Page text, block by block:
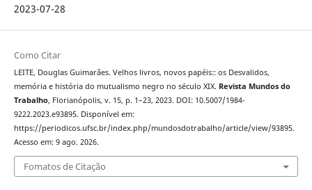
2023-07-28
Como Citar
LEITE, Douglas Guimarães. Velhos livros, novos papéis:: os Desvalidos,
memória e história do mutualismo negro no século XIX. Revista Mundos do
Trabalho, Florianópolis, v. 15, p. 1–23, 2023. DOI: 10.5007/1984-
9222.2023.e93895. Disponível em:
https://periodicos.ufsc.br/index.php/mundosdotrabalho/article/view/93895.
Acesso em: 9 ago. 2026.
Fomatos de Citação